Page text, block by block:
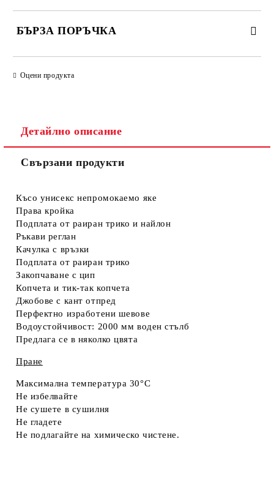
БЪРЗА ПОРЪЧКА
Ние ще се свържем с вас в рамките на работния ден.
Оцени продукта
Детайлно описание
Свързани продукти
Късо унисекс непромокаемо яке
Права кройка
Подплата от раиран трико и найлон
Ръкави реглан
Качулка с връзки
Подплата от раиран трико
Закопчаване с цип
Копчета и тик-так копчета
Джобове с кант отпред
Перфектно изработени шевове
Водоустойчивост: 2000 мм воден стълб
Предлага се в няколко цвята
Пране
Максимална температура 30°C
Не избелвайте
Не сушете в сушилня
Не гладете
Не подлагайте на химическо чистене.